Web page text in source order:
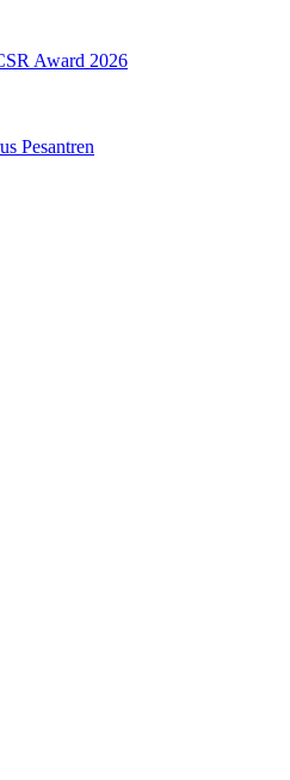
Award 2026
Pesantren